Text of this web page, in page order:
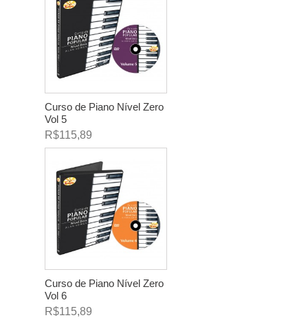
Curso de Piano Nível Zero
Vol 5
R$115,89
Curso de Piano Nível Zero
Vol 6
R$115,89